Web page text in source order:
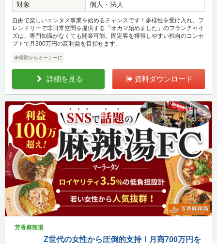
対象 個人・法人
自由で楽しいエンタメ事業を始めるチャンスです！多様性を受け入れ、フ
レンドリーで非日常空間を提供する『オカマ始めました』のフランチャイ
ズは、専門知識がなくても開業可能。固定客を獲得しやすい独自のコンセ
プトで月300万円の高利益を目指せます。
未経験からオーナーに
詳細を見る 資料ダウンロード
芳香麻辣湯
Z世代の女性から圧倒的支持！月商700万円を